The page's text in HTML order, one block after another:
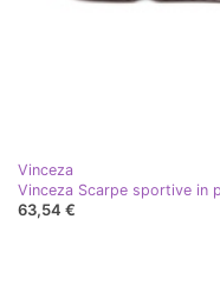
Vinceza
63,54 €